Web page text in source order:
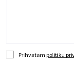
Prihvatam politiku